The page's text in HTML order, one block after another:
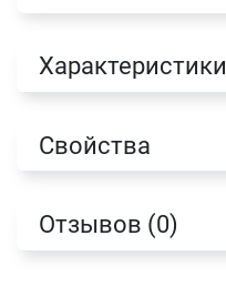
Характеристики
Свойства
Отзывов (0)
отправить